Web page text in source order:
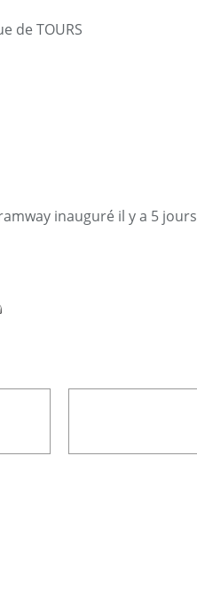
de TOURS
inauguré il y a 5 jours